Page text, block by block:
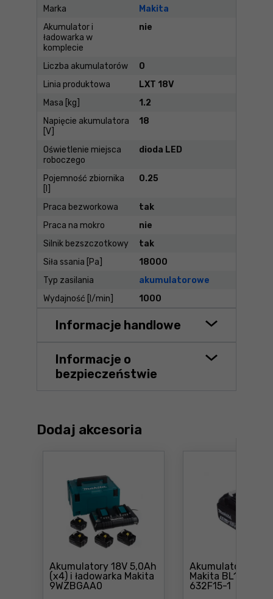
Marka
Makita
Akumulator i
ładowarka w
komplecie
nie
Liczba akumulatorów
0
Linia produktowa
LXT 18V
Masa [kg]
1.2
Napięcie akumulatora
[V]
18
Oświetlenie miejsca
roboczego
dioda LED
Pojemność zbiornika
0.25
Praca bezworkowa
tak
Praca na mokro
nie
Silnik bezszczotkowy
tak
Siła ssania [Pa]
18000
Typ zasilania
akumulatorowe
Wydajność [l/min]
1000
Informacje handlowe
Informacje o
bezpieczeństwie
Dodaj akcesoria
Akumulatory 18V 5,0Ah
(x4) i ładowarka Makita
9WZBGAA0
Akumulator 18V
Makita BL1850B
632F15-1